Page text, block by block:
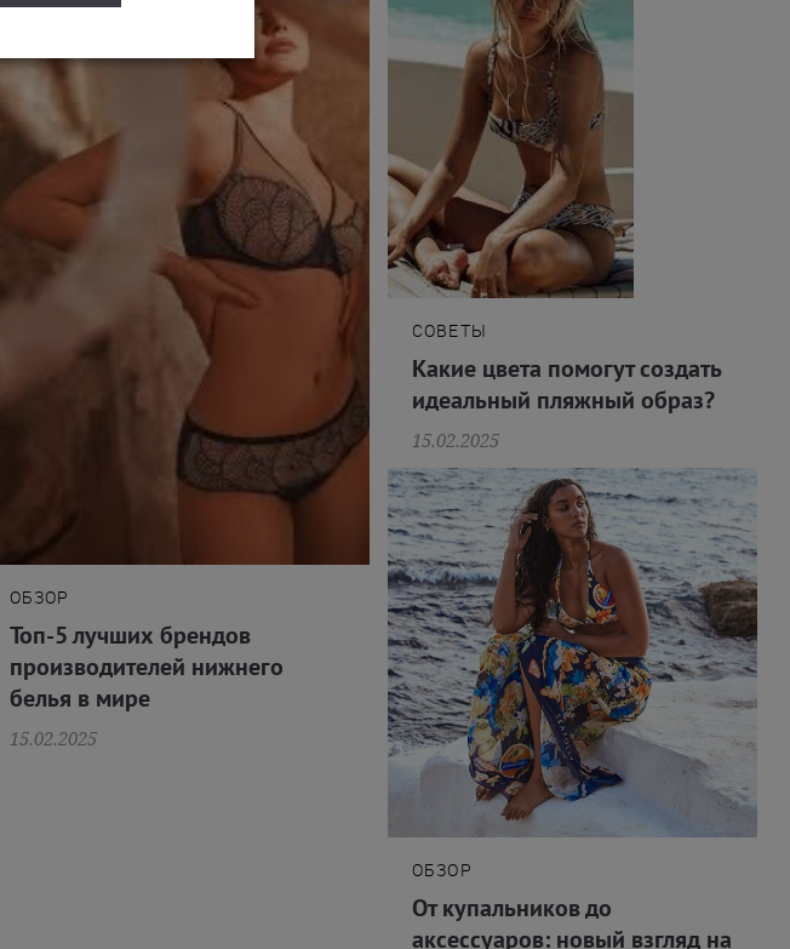
ОБЗОР
Топ-5 лучших брендов
производителей нижнего
белья в мире
15.02.2025
СОВЕТЫ
Какие цвета помогут создать
идеальный пляжный образ?
15.02.2025
ОБЗОР
От купальников до
аксессуаров: новый взгляд на